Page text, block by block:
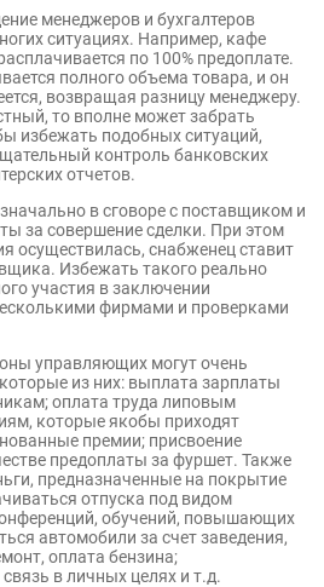
менеджеров и бухгалтеров
ситуациях. Например, кафе
по 100% предоплате.
полного объема товара, и он
возвращая разницу менеджеру.
то вполне может забрать
избежать подобных ситуаций,
контроль банковских
отчетов.
в сговоре с поставщиком и
за совершение сделки. При этом
осуществилась, снабженец ставит
Избежать такого реально
участия в заключении
фирмами и проверками
управляющих могут очень
из них: выплата зарплаты
оплата труда липовым
которые якобы приходят
премии; присвоение
предоплаты за фуршет. Также
предназначенные на покрытие
отпуска под видом
обучений, повышающих
автомобили за счет заведения,
оплата бензина;
в личных целях и т.д.